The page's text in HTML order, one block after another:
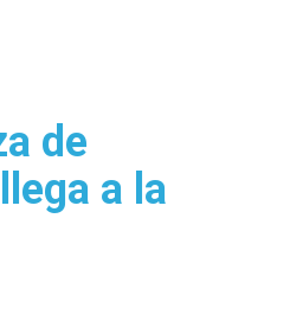
de
a la